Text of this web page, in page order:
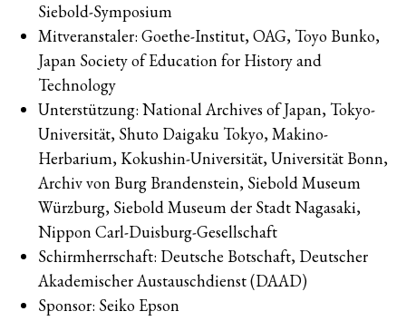
Siebold-Symposium
Mitveranstaler: Goethe-Institut, OAG, Toyo Bunko,
Japan Society of Education for History and
Technology
Unterstützung: National Archives of Japan, Tokyo-
Universität, Shuto Daigaku Tokyo, Makino-
Herbarium, Kokushin-Universität, Universität Bonn,
Archiv von Burg Brandenstein, Siebold Museum
Würzburg, Siebold Museum der Stadt Nagasaki,
Nippon Carl-Duisburg-Gesellschaft
Schirmherrschaft: Deutsche Botschaft, Deutscher
Akademischer Austauschdienst (DAAD)
Sponsor: Seiko Epson